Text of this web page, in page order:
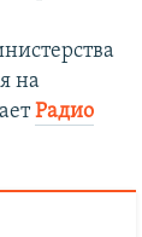
на
Радио